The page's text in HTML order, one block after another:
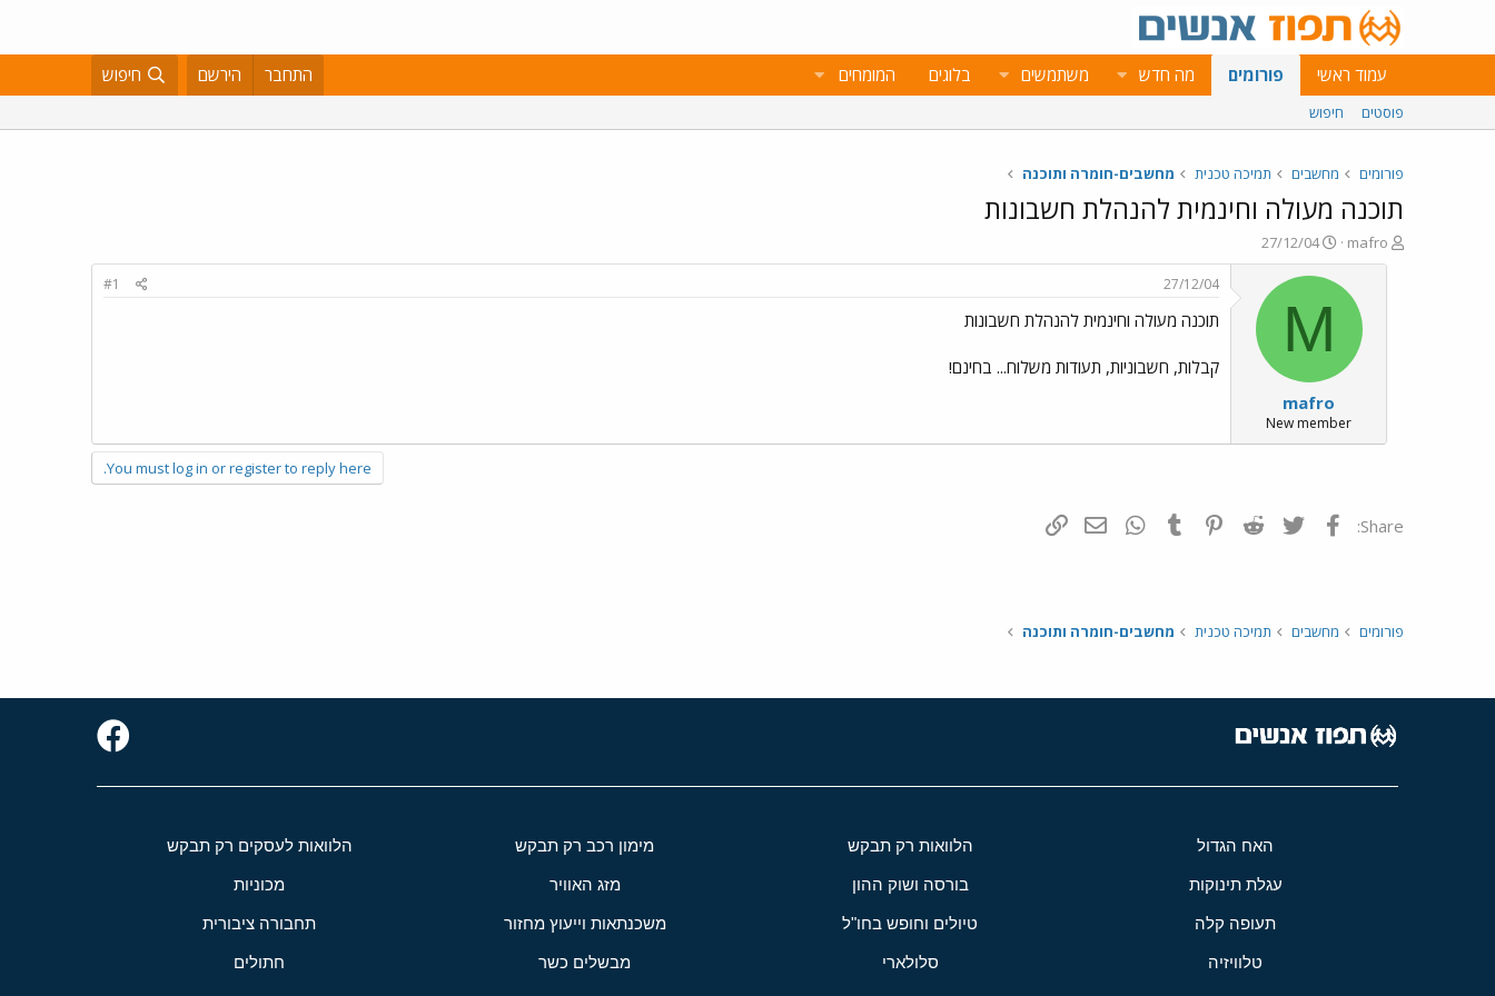
עמוד ראשי פורומים מה חדש משתמשים בלוגים המומחים התחבר הירשם חיפוש
פוסטים חיפוש
פורומים מחשבים תמיכה טכנית מחשבים-חומרה ותוכנה
תוכנה מעולה וחינמית להנהלת חשבונות
פ
ו
mafro
פ
ו
ר
ם
ב
א
ר
י
ך
27/12/04
M
mafro
New member
27/12/04
#1
תוכנה מעולה וחינמית להנהלת חשבונות
קבלות, חשבוניות, תעודות משלוח... בחינם!
You must log in or register to reply here.
Share: פייסבוק Twitter
Reddit
Pinterest
Tumblr
WhatsAppדואר אלקטרוני
פורומים מחשבים תמיכה טכנית מחשבים-חומרה ותוכנה
האח הגדול הלוואות רק תבקש מימון רכב רק תבקש הלוואות לעסקים רק תבקש
עגלת תינוקות בורסה ושוק ההון מזג האוויר מכוניות
תעופה קלה טיולים וחופש בחו"ל משכנתאות וייעוץ מחזור תחבורה ציבורית
טלוויזיה סלולארי מבשלים כשר חתולים